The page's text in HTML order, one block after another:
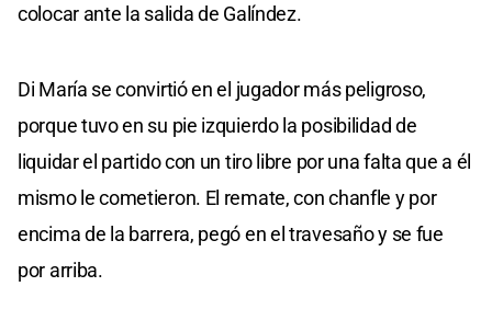
colocar ante la salida de Galíndez.
Di María se convirtió en el jugador más peligroso,
porque tuvo en su pie izquierdo la posibilidad de
liquidar el partido con un tiro libre por una falta que a él
mismo le cometieron. El remate, con chanfle y por
encima de la barrera, pegó en el travesaño y se fue
por arriba.